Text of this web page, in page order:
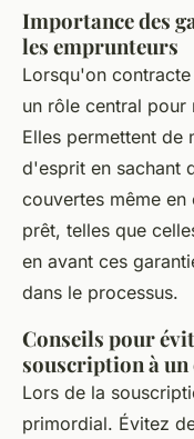
Importance des
les emprunteurs
Lorsqu'on contracte
un rôle central pour
Elles permettent de
d'esprit en sachant
couvertes même
prêt, telles que
en avant ces
dans le processus.
Conseils pour
souscription à
Lors de la
primordial. Évitez